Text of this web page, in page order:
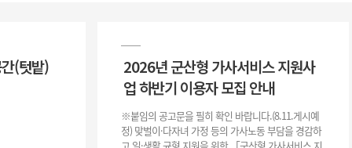
(텃밭)
2026년 군산형 가사서비스 지원사
업 하반기 이용자 모집 안내
※붙임의 공고문을 필히 확인 바랍니다.(8.11.게시예
정) 맞벌이·다자녀 가정 등의 가사노동 부담을 경감하